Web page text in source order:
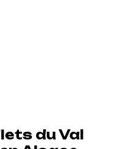
du Val